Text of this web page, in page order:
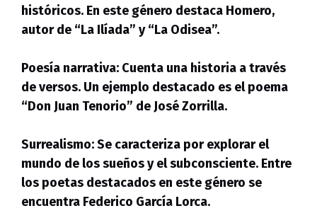
históricos. En este género destaca Homero,
autor de “La Ilíada” y “La Odisea”.
Poesía narrativa: Cuenta una historia a través
de versos. Un ejemplo destacado es el poema
“Don Juan Tenorio” de José Zorrilla.
Surrealismo:Se caracteriza por explorar el
mundo de los sueños y el subconsciente. Entre
los poetas destacados en este género se
encuentra Federico García Lorca.